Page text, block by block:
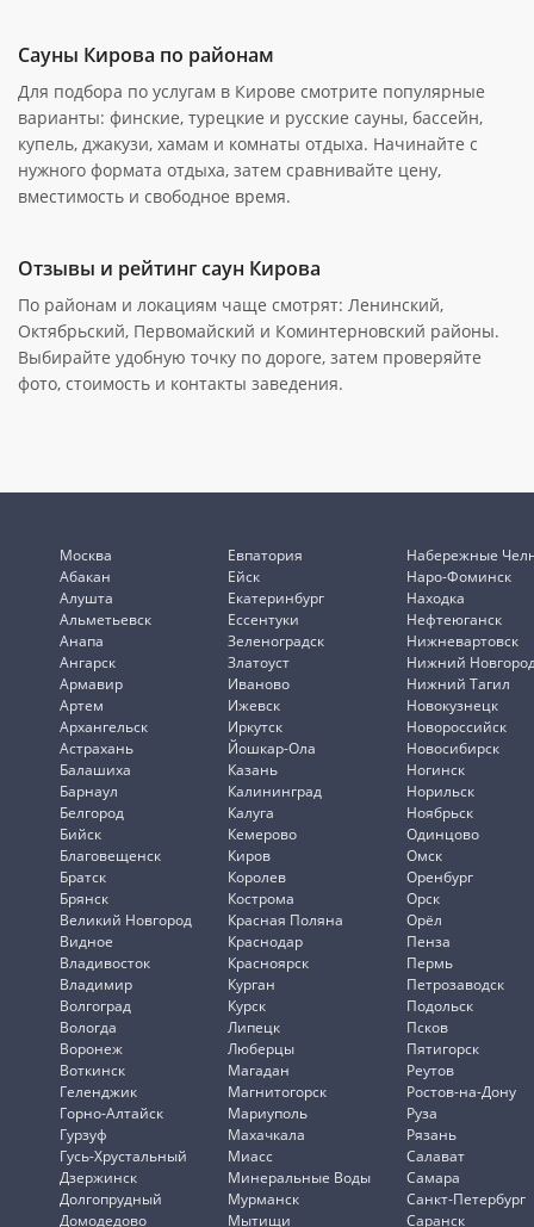
Сауны Кирова по районам
Для подбора по услугам в Кирове смотрите популярные
варианты: финские, турецкие и русские сауны, бассейн,
купель, джакузи, хамам и комнаты отдыха. Начинайте с
нужного формата отдыха, затем сравнивайте цену,
вместимость и свободное время.
Отзывы и рейтинг саун Кирова
По районам и локациям чаще смотрят: Ленинский,
Октябрьский, Первомайский и Коминтерновский районы.
Выбирайте удобную точку по дороге, затем проверяйте
фото, стоимость и контакты заведения.
Москва
Абакан
Алушта
Альметьевск
Анапа
Ангарск
Армавир
Артем
Архангельск
Астрахань
Балашиха
Барнаул
Белгород
Бийск
Благовещенск
Братск
Брянск
Великий Новгород
Видное
Владивосток
Владимир
Волгоград
Вологда
Воронеж
Воткинск
Геленджик
Горно-Алтайск
Гурзуф
Гусь-Хрустальный
Дзержинск
Долгопрудный
Домодедово
Евпатория
Ейск
Екатеринбург
Ессентуки
Зеленоградск
Златоуст
Иваново
Ижевск
Иркутск
Йошкар-Ола
Казань
Калининград
Калуга
Кемерово
Киров
Королев
Кострома
Красная Поляна
Краснодар
Красноярск
Курган
Курск
Липецк
Люберцы
Магадан
Магнитогорск
Мариуполь
Махачкала
Миасс
Минеральные Воды
Мурманск
Мытищи
Набережные
Наро-Фоминск
Находка
Нефтеюганск
Нижневартовск
Нижний
Нижний Тагил
Новокузнецк
Новороссийск
Новосибирск
Ногинск
Норильск
Ноябрьск
Одинцово
Омск
Оренбург
Орск
Орёл
Пенза
Пермь
Петрозаводск
Подольск
Псков
Пятигорск
Реутов
Ростов-на-Дону
Руза
Рязань
Салават
Самара
Санкт-Петербург
Саранск